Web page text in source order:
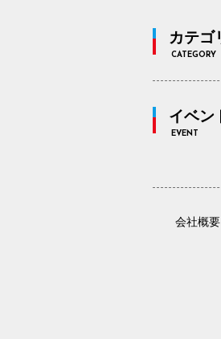
カテゴ
CATEGORY
イベン
EVENT
会社概要